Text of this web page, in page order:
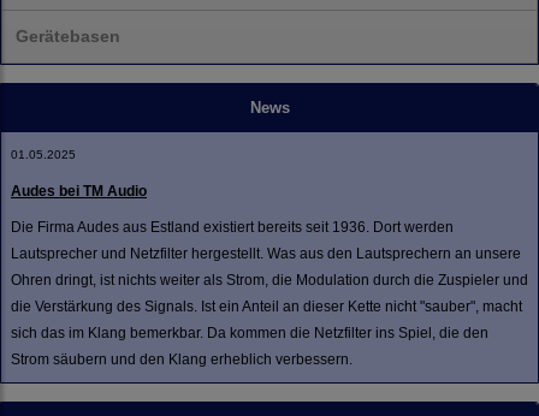
Gerätebasen
News
01.05.2025
Audes bei TM Audio
Die Firma Audes aus Estland existiert bereits seit 1936. Dort werden
Lautsprecher und Netzfilter hergestellt. Was aus den Lautsprechern an unsere
Ohren dringt, ist nichts weiter als Strom, die Modulation durch die Zuspieler und
die Verstärkung des Signals. Ist ein Anteil an dieser Kette nicht "sauber", macht
sich das im Klang bemerkbar. Da kommen die Netzfilter ins Spiel, die den
Strom säubern und den Klang erheblich verbessern.